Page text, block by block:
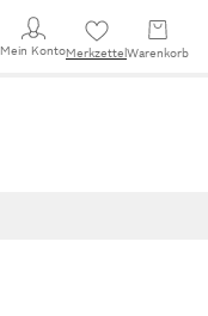
Mein KontoMerkzettel Warenkorb